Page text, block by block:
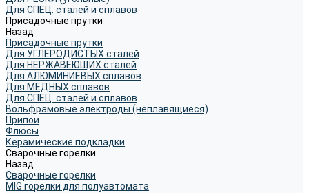
Для СПЕЦ. сталей и сплавов
Присадочные прутки
Назад
Присадочные прутки
Для УГЛЕРОДИСТЫХ сталей
Для НЕРЖАВЕЮЩИХ сталей
Для АЛЮМИНИЕВЫХ сплавов
Для МЕДНЫХ сплавов
Для СПЕЦ. сталей и сплавов
Вольфрамовые электроды (неплавящиеся)
Припои
Флюсы
Керамические подкладки
Сварочные горелки
Назад
Сварочные горелки
MIG горелки для полуавтомата